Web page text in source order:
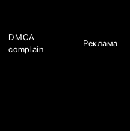
DMCA
complain
Реклама